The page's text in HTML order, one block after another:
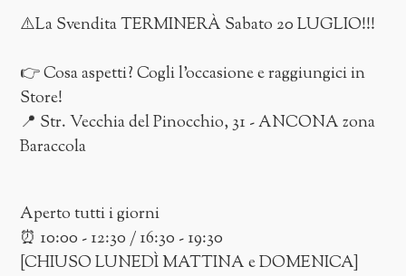
⚠️La Svendita TERMINERÀ Sabato 20 LUGLIO!!!
👉 Cosa aspetti? Cogli l'occasione e raggiungici in
Store!
📍 Str. Vecchia del Pinocchio, 31 - ANCONA zona
Baraccola
Aperto tutti i giorni
⏰ 10:00 - 12:30 / 16:30 - 19:30
[CHIUSO LUNEDÌ MATTINA e DOMENICA]